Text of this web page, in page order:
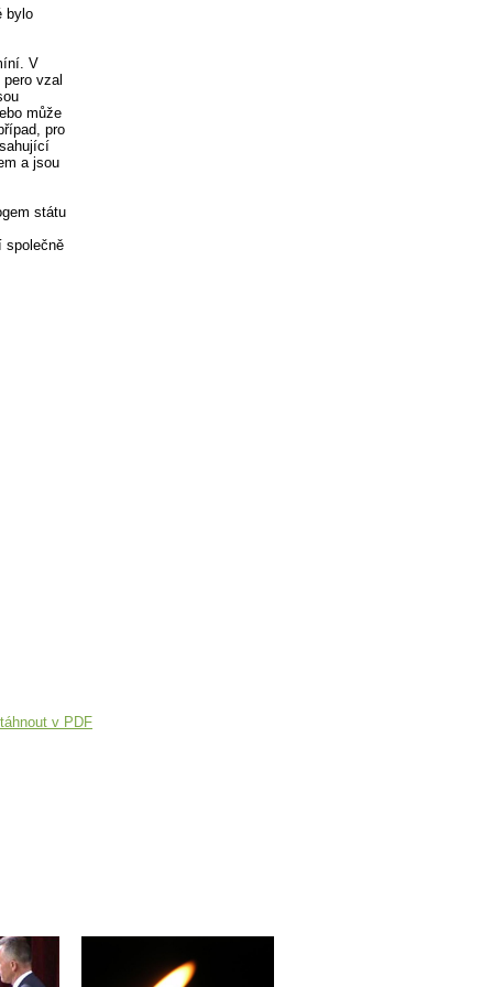
bylo
V
vzal
může
pro
a jsou
státu
společně
v PDF